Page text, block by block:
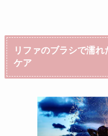
リファのブラシで濡
ケア